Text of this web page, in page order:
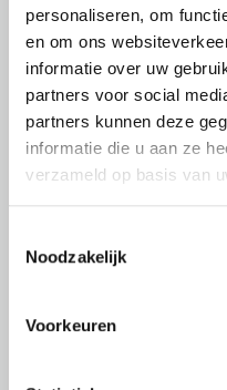
personaliseren, om
en om ons
informatie over uw
partners voor social
partners kunnen deze
informatie die u aan ze
verzameld op basis van
Noodzakelijk
Voorkeuren
Procedure bij
oversteek
Risico’s /